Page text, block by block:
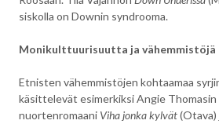
siskolla on Downin syndrooma.
Monikulttuurisuutta ja vähemmistöjä
Etnisten vähemmistöjen kohtaamaa
käsittelevät esimerkiksi Angie
nuortenromaani Viha jonka kylvät(Otava)